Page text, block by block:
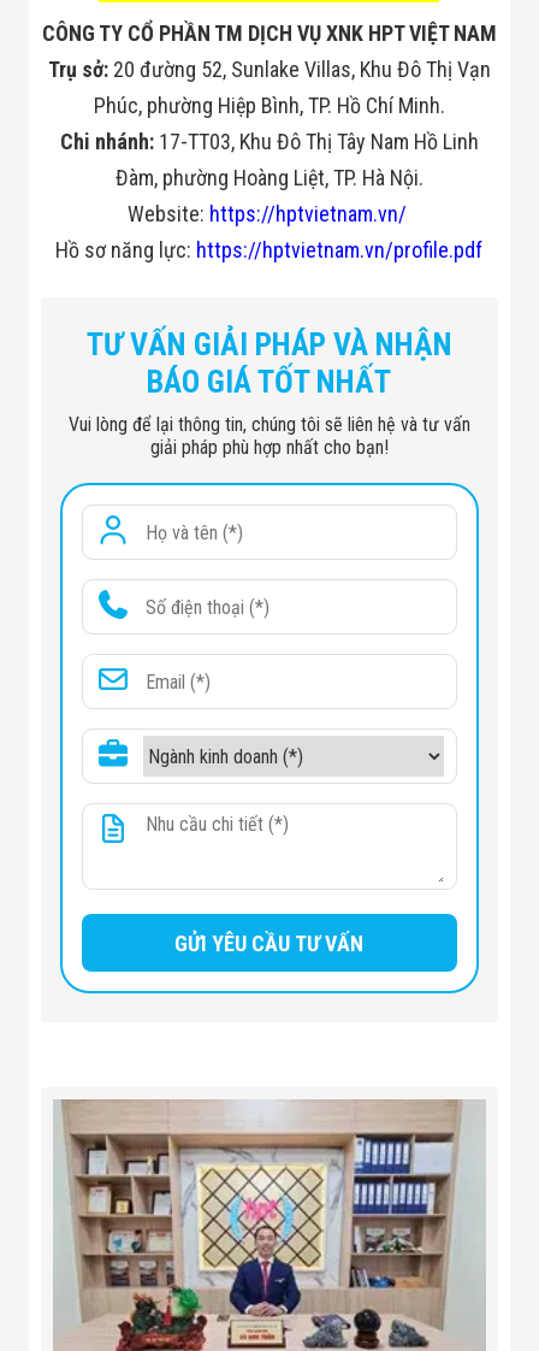
CÔNG TY CỔ PHẦN TM DỊCH VỤ XNK HPT VIỆT NAM
Trụ sở: 20 đường 52, Sunlake Villas, Khu Đô Thị Vạn
Phúc, phường Hiệp Bình, TP. Hồ Chí Minh.
Chi nhánh:17-TT03, Khu Đô Thị Tây Nam Hồ Linh
Đàm, phường Hoàng Liệt, TP. Hà Nội.
Website: https://hptvietnam.vn/
Hồ sơ năng lực: https://hptvietnam.vn/profile.pdf
TƯ VẤN GIẢI PHÁP VÀ NHẬN
BÁO GIÁ TỐT NHẤT
Vui lòng để lại thông tin, chúng tôi sẽ liên hệ và tư vấn
giải pháp phù hợp nhất cho bạn!